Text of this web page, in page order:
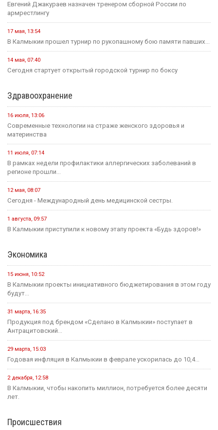
Евгений Джакураев назначен тренером сборной России по
армрестлингу
17 мая, 13:54
В Калмыкии прошел турнир по рукопашному бою памяти павших...
14 мая, 07:40
Сегодня стартует открытый городской турнир по боксу
Здравоохранение
16 июля, 13:06
Современные технологии на страже женского здоровья и
материнства
11 июля, 07:14
В рамках недели профилактики аллергических заболеваний в
регионе прошли...
12 мая, 08:07
Сегодня - Международный день медицинской сестры.
1 августа, 09:57
В Калмыкии приступили к новому этапу проекта «Будь здоров!»
Экономика
15 июня, 10:52
В Калмыкии проекты инициативного бюджетирования в этом году
будут...
31 марта, 16:35
Продукция под брендом «Сделано в Калмыкии» поступает в
Антрацитовский...
29 марта, 15:03
Годовая инфляция в Калмыкии в феврале ускорилась до 10,4...
2 декабря, 12:58
В Калмыкии, чтобы накопить миллион, потребуется более десяти
лет.
Происшествия